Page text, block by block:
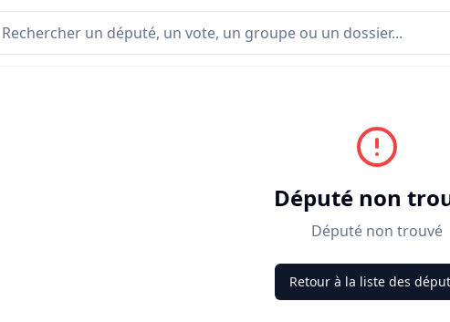
Député non
Député non trouvé
Retour à la liste des